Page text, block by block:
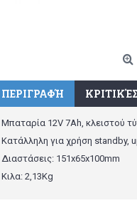
ΠΕΡΙΓΡΑΦΉ
Μπαταρία 12V 7Ah, κλειστού
Κατάλληλη για χρήση standby,
Διαστάσεις: 151x65x100mm
Κιλα: 2,13Kg